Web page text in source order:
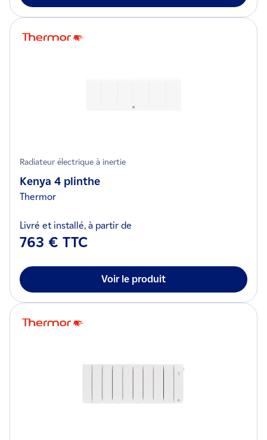
Radiateur électrique à inertie
Kenya 4 plinthe
Thermor
Livré et installé, à partir de
763 € TTC
Voir le produit